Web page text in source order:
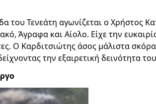
του Τενεάτη αγωνίζεται ο Χρήστος
Άγραφα και Αίολο. Είχε την
Ο Καρδιτσιώτης άσος μάλιστα
την εξαιρετική δεινότητα